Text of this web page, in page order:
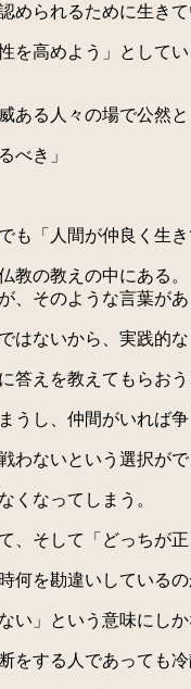
られるために生きて
高めよう」として
る人々の場で公然
べき」
「人間が仲良く生
の教えの中にある。
そのような言葉があ
ないから、実践的
えを教えてもらお
し、仲間がいれば争
ないという選択がで
くなってしまう。
そして「どっちが
を勘違いしている
」という意味にし
する人であっても